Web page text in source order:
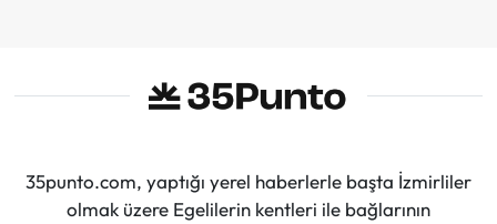
35punto.com, yaptığı yerel haberlerle başta İzmirliler
olmak üzere Egelilerin kentleri ile bağlarının